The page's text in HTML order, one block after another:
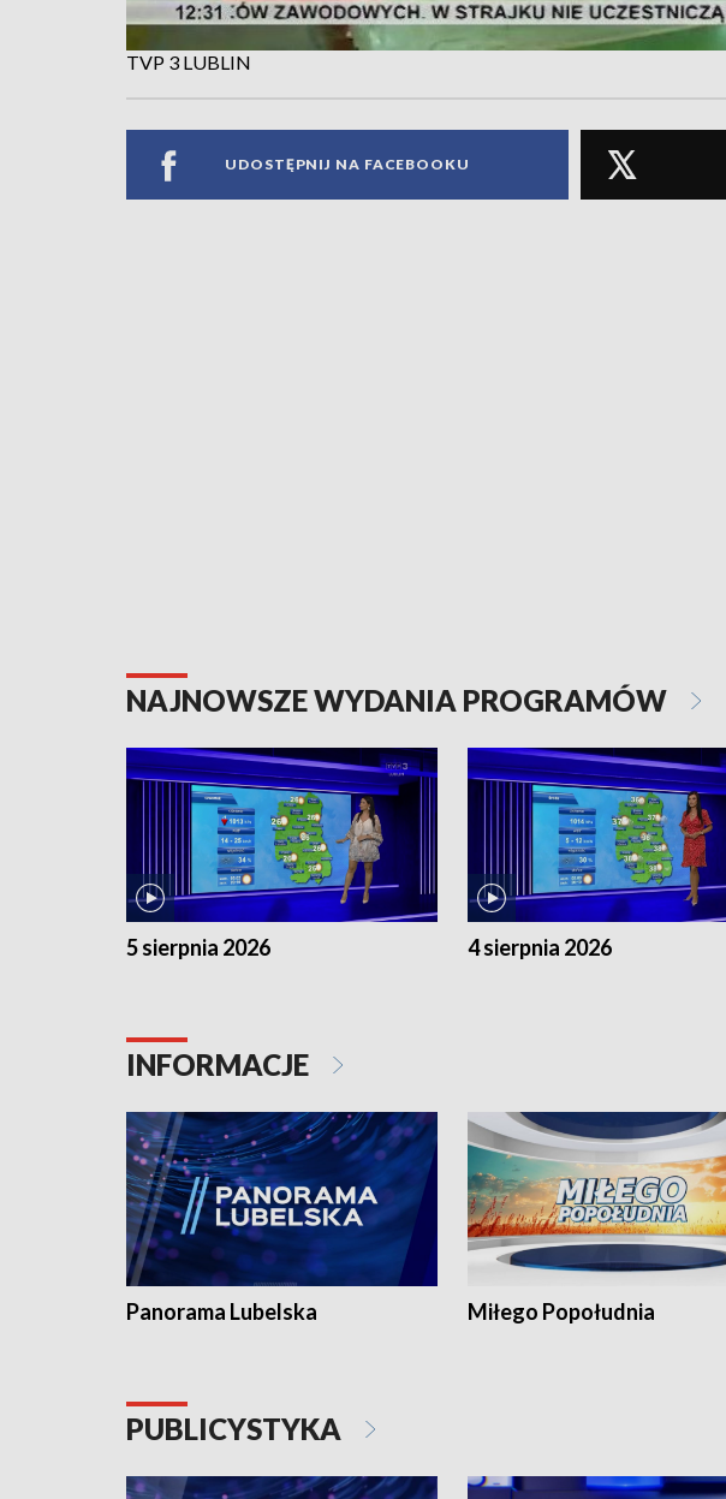
TVP 3 LUBLIN
UDOSTĘPNIJ NA FACEBOOKU
NAJNOWSZE WYDANIA PROGRAMÓW
5 sierpnia 2026 4 sierpnia 2026
INFORMACJE
Panorama Lubelska Miłego Popołudnia
PUBLICYSTYKA